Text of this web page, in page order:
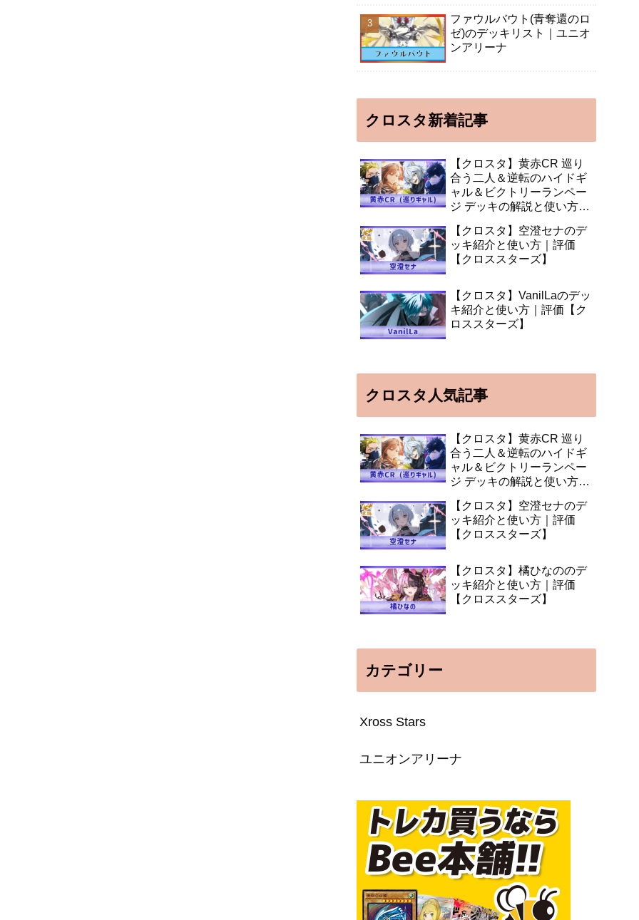
ファウルバウト(青奪還のロ
ゼ)のデッキリスト｜ユニオ
ンアリーナ
クロスタ新着記事
【クロスタ】黄赤CR 巡り
合う二人＆逆転のハイドギ
ャル＆ビクトリーランペー
ジ デッキの解説と使い方
【クロスタ】空澄セナのデ
ッキ紹介と使い方｜評価
【クロススターズ】
【クロスタ】VanilLaのデッ
キ紹介と使い方｜評価【ク
ロススターズ】
クロスタ人気記事
【クロスタ】黄赤CR 巡り
合う二人＆逆転のハイドギ
ャル＆ビクトリーランペー
ジ デッキの解説と使い方
【クロスタ】空澄セナのデ
ッキ紹介と使い方｜評価
【クロススターズ】
【クロスタ】橘ひなののデ
ッキ紹介と使い方｜評価
【クロススターズ】
カテゴリー
Xross Stars
ユニオンアリーナ